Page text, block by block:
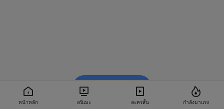
หน้าหลัก อนิเมะ ละครสั้น กำลังมาแรง
รับชมใน BiliBili